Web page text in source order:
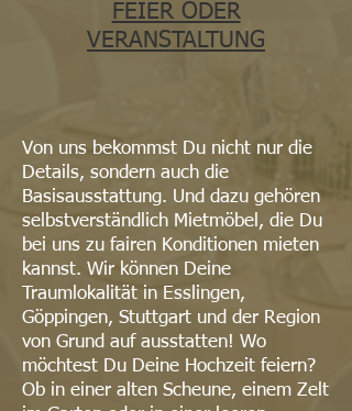
FEIER ODER
VERANSTALTUNG
Von uns bekommst Du nicht nur die
Details, sondern auch die
Basisausstattung. Und dazu gehören
selbstverständlich Mietmöbel, die Du
bei uns zu fairen Konditionen mieten
kannst. Wir können Deine
Traumlokalität in Esslingen,
Göppingen, Stuttgart und der Region
von Grund auf ausstatten! Wo
möchtest Du Deine Hochzeit feiern?
Ob in einer alten Scheune, einem Zelt